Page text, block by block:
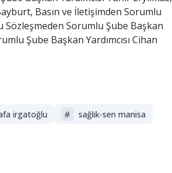
Basın ve İletişimden Sorumlu
Sözleşmeden Sorumlu Şube Başkan
Şube Başkan Yardımcısı Cihan
irgatoğlu #
sağlık-sen manisa